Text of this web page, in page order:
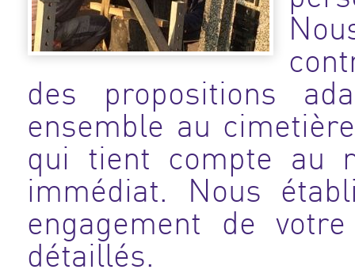
des propositions
ensemble au
qui tient compte au
immédiat. Nous
engagement de
détaillés.